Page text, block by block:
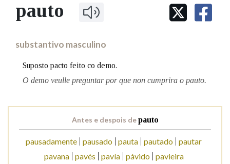
IDENTIDADE CORPORATIVA
MARCIAL DEL ADALID
FIGURAS HOMENAXEADAS
PORTAL DAS PALABRAS
Facebook
TwitterYoutubeInstagram
Bluesky
BUSCAR NOS LEMAS
Remata por
BUSCAR NO CONTIDO
pauto
substantivo masculino
Suposto pacto feito co demo.
O demo veulle preguntar por que non cumprira o pauto.
Antes e despois depauto
pausadamente pausado pauta pautado pautar
pavana
pavés pavía pávido pavieira